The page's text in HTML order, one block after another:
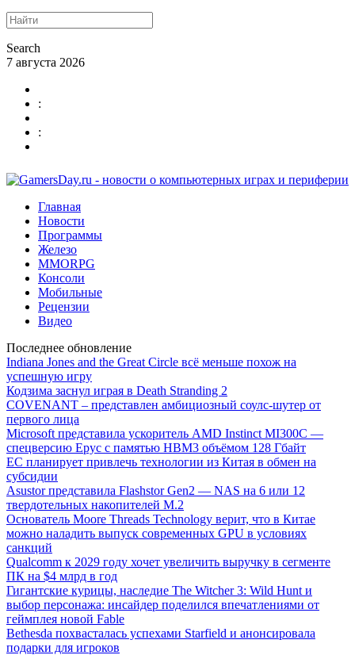
Search
7 августа 2026
:
:
Главная
Новости
Программы
Железо
MMORPG
Консоли
Мобильные
Рецензии
Видео
Последнее обновление
Indiana Jones and the Great Circle всё меньше похож на
успешную игру
Кодзима заснул играя в Death Stranding 2
COVENANT – представлен амбициозный соулс-шутер от
первого лица
Microsoft представила ускоритель AMD Instinct MI300C —
спецверсию Epyc с памятью HBM3 объёмом 128 Гбайт
ЕС планирует привлечь технологии из Китая в обмен на
субсидии
Asustor представила Flashstor Gen2 — NAS на 6 или 12
твердотельных накопителей M.2
Основатель Moore Threads Technology верит, что в Китае
можно наладить выпуск современных GPU в условиях
санкций
Qualcomm к 2029 году хочет увеличить выручку в сегменте
ПК на $4 млрд в год
Гигантские курицы, наследие The Witcher 3: Wild Hunt и
выбор персонажа: инсайдер поделился впечатлениями от
геймплея новой Fable
Bethesda похвасталась успехами Starfield и анонсировала
подарки для игроков